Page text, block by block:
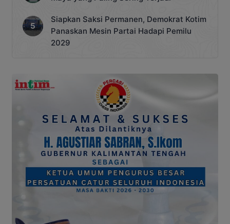
Siapkan Saksi Permanen, Demokrat Kotim
Panaskan Mesin Partai Hadapi Pemilu
2029